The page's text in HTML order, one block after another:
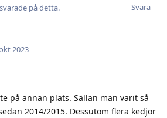
Svara
svarade på detta.
2023
på annan plats. Sällan man varit så
2014/2015. Dessutom flera kedjor